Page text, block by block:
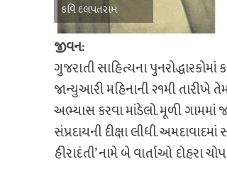
કવિ દલપતરામ
જીવન:
ગુજરાતી સાહિત્યના
જાન્યુઆરી મહિનાની ૨૧મી તારીખે
અભ્યાસ કરવા માંડેલો. મૂળી ગામમાં
સંપ્રદાયની દીક્ષા લીધી.
હીરાદંતી’ નામે બે વાર્તાઓ દોહરા